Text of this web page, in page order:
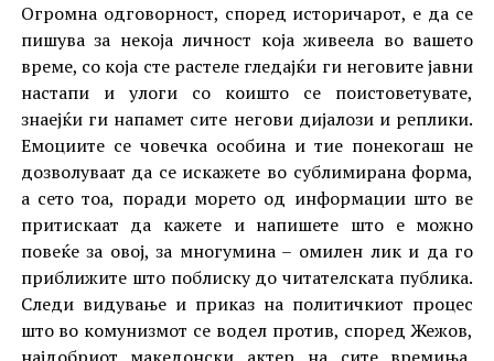
Огромна одговорност, според историчарот, е да се
пишува за некоја личност која живеела во вашето
време, со која сте растеле гледајќи ги неговите јавни
настапи и улоги со коишто се поистоветувате,
знаејќи ги напамет сите негови дијалози и реплики.
Емоциите се човечка особина и тие понекогаш не
дозволуваат да се искажете во сублимирана форма,
а сето тоа, поради морето од информации што ве
притискаат да кажете и напишете што е можно
повеќе за овој, за многумина – омилен лик и да го
приближите што поблиску до читателската публика.
Следи видување и приказ на политичкиот процес
што во комунизмот се водел против, според Жежов,